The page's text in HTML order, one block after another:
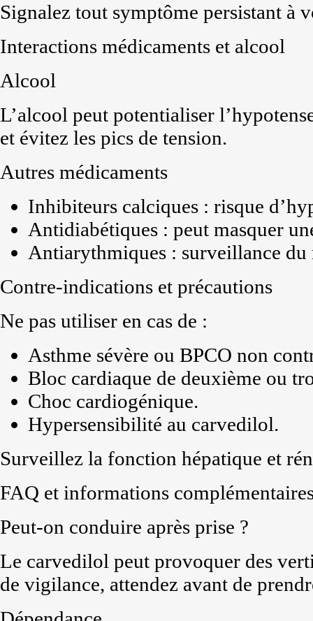
Signalez tout symptôme persistant à
Interactions médicaments et alcool
Alcool
L’alcool peut potentialiser
et évitez les pics de tension.
Autres médicaments
Inhibiteurs calciques : risque
Antidiabétiques : peut masquer
Antiarythmiques : surveillance du
Contre-indications et précautions
Ne pas utiliser en cas de :
Asthme sévère ou BPCO non
Bloc cardiaque de deuxième ou
Choc cardiogénique.
Hypersensibilité au carvedilol.
Surveillez la fonction hépatique et
FAQ et informations
Peut-on conduire après prise ?
Le carvedilol peut provoquer des
de vigilance, attendez avant de